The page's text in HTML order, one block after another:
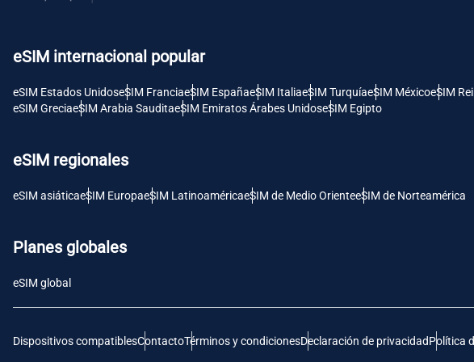
eSIM internacional popular
eSIM Estados UnidoseSIM FranciaeSIM EspañaeSIM ItaliaeSIM TurquíaeSIM MéxicoeSIM
eSIM GreciaeSIM Arabia SauditaeSIM Emiratos Árabes UnidoseSIM Egipto
eSIM regionales
eSIM asiáticaeSIM EuropaeSIM LatinoaméricaeSIM de Medio OrienteeSIM de Norteamérica
Planes globales
eSIM global
Dispositivos compatiblesContactoTérminos y condicionesDeclaración de privacidadPolítica
Deutsch
Polski
THB - Baht Tailandés